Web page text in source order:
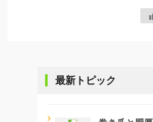
最新トピック